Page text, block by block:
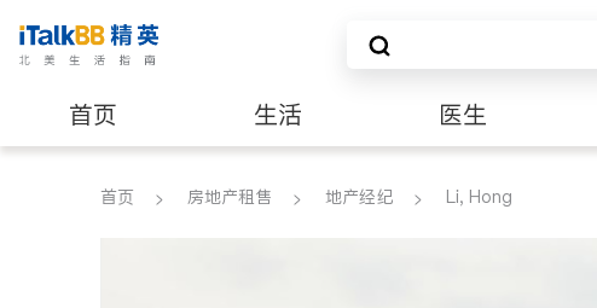
首页 生活 医生
养老 非盈利组织
首页 房地产租售 地产经纪 Li, Hong